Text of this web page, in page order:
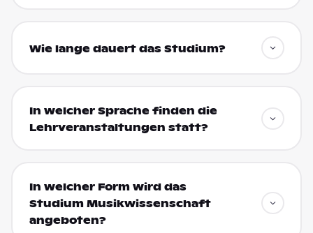
Wie lange dauert das Studium?
In welcher Sprache finden die
Lehrveranstaltungen statt?
In welcher Form wird das
Studium Musikwissenschaft
angeboten?